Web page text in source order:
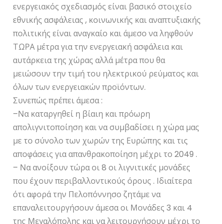
ενεργειακός σχεδιασμός είναι βασικό στοιχείο
εθνικής ασφάλειας , κοινωνικής και αναπτυξιακής
πολιτικής είναι αναγκαίο και άμεσο να ληφθούν
ΤΩΡΑ μέτρα για την ενεργειακή ασφάλεια και
αυτάρκεια της χώρας αλλά μέτρα που θα
μειώσουν την τιμή του ηλεκτρικού ρεύματος και
όλων των ενεργειακών προϊόντων.
Συνεπώς πρέπει άμεσα :
–Να καταργηθεί η βίαιη και πρόωρη
απολιγνιτοποίηση και να συμβαδίσει η χώρα μας
με το σύνολο των χωρών της Ευρώπης και τις
αποφάσεις για απανθρακοποίηση μέχρι το 2049 .
– Να ανοίξουν τώρα οι 8 οι λιγνιτικές μονάδες
που έχουν περιβαλλοντικούς όρους . Ιδιαίτερα
ότι αφορά την Πελοπόννησο ζητάμε να
επαναλειτουργήσουν άμεσα οι Μονάδες 3 και 4
της Μεγαλόπολης και να λειτουργήσουν μέχρι το